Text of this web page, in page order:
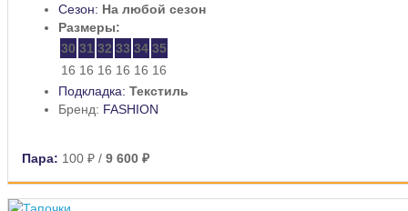
Сезон: На любой сезон
Размеры:
30 31 32 33 34 35
16 16 16 16 16 16
Подкладка: Текстиль
Бренд: FASHION
Пара: 100 ₽ / 9 600 ₽